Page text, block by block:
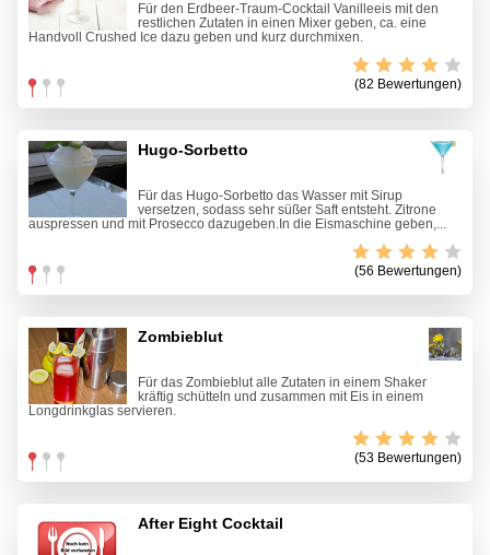
Für den Erdbeer-Traum-Cocktail Vanilleeis mit den
restlichen Zutaten in einen Mixer geben, ca. eine
Handvoll Crushed Ice dazu geben und kurz durchmixen.
(82 Bewertungen)
Hugo-Sorbetto
Für das Hugo-Sorbetto das Wasser mit Sirup
versetzen, sodass sehr süßer Saft entsteht. Zitrone
auspressen und mit Prosecco dazugeben.In die Eismaschine geben,...
(56 Bewertungen)
Zombieblut
Für das Zombieblut alle Zutaten in einem Shaker
kräftig schütteln und zusammen mit Eis in einem
Longdrinkglas servieren.
(53 Bewertungen)
After Eight Cocktail